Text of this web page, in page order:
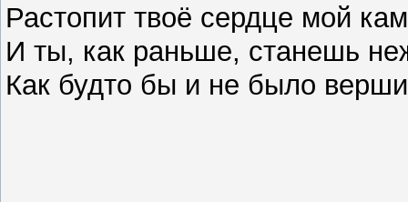
Растопит твоё сердце мой
И ты, как раньше, станешь
Как будто бы и не было